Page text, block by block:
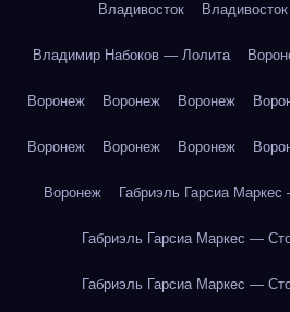
Владивосток Владивосток
Владимир Набоков — Лолита
Воронеж Воронеж Воронеж
Воронеж Воронеж Воронеж
Воронеж Габриэль Гарсиа
Габриэль Гарсиа Маркес —
Габриэль Гарсиа Маркес —